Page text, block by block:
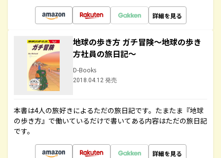
詳細を見る
地球の歩き方 ガチ冒険～地球の歩き
方社員の旅日記～
D-Books
2018.04.12 発売
本書は4人の旅好きによるただの旅日記です。たまたま『地球
の歩き方』で働いているだけで書いてある内容はただの旅日記
です。
詳細を見る